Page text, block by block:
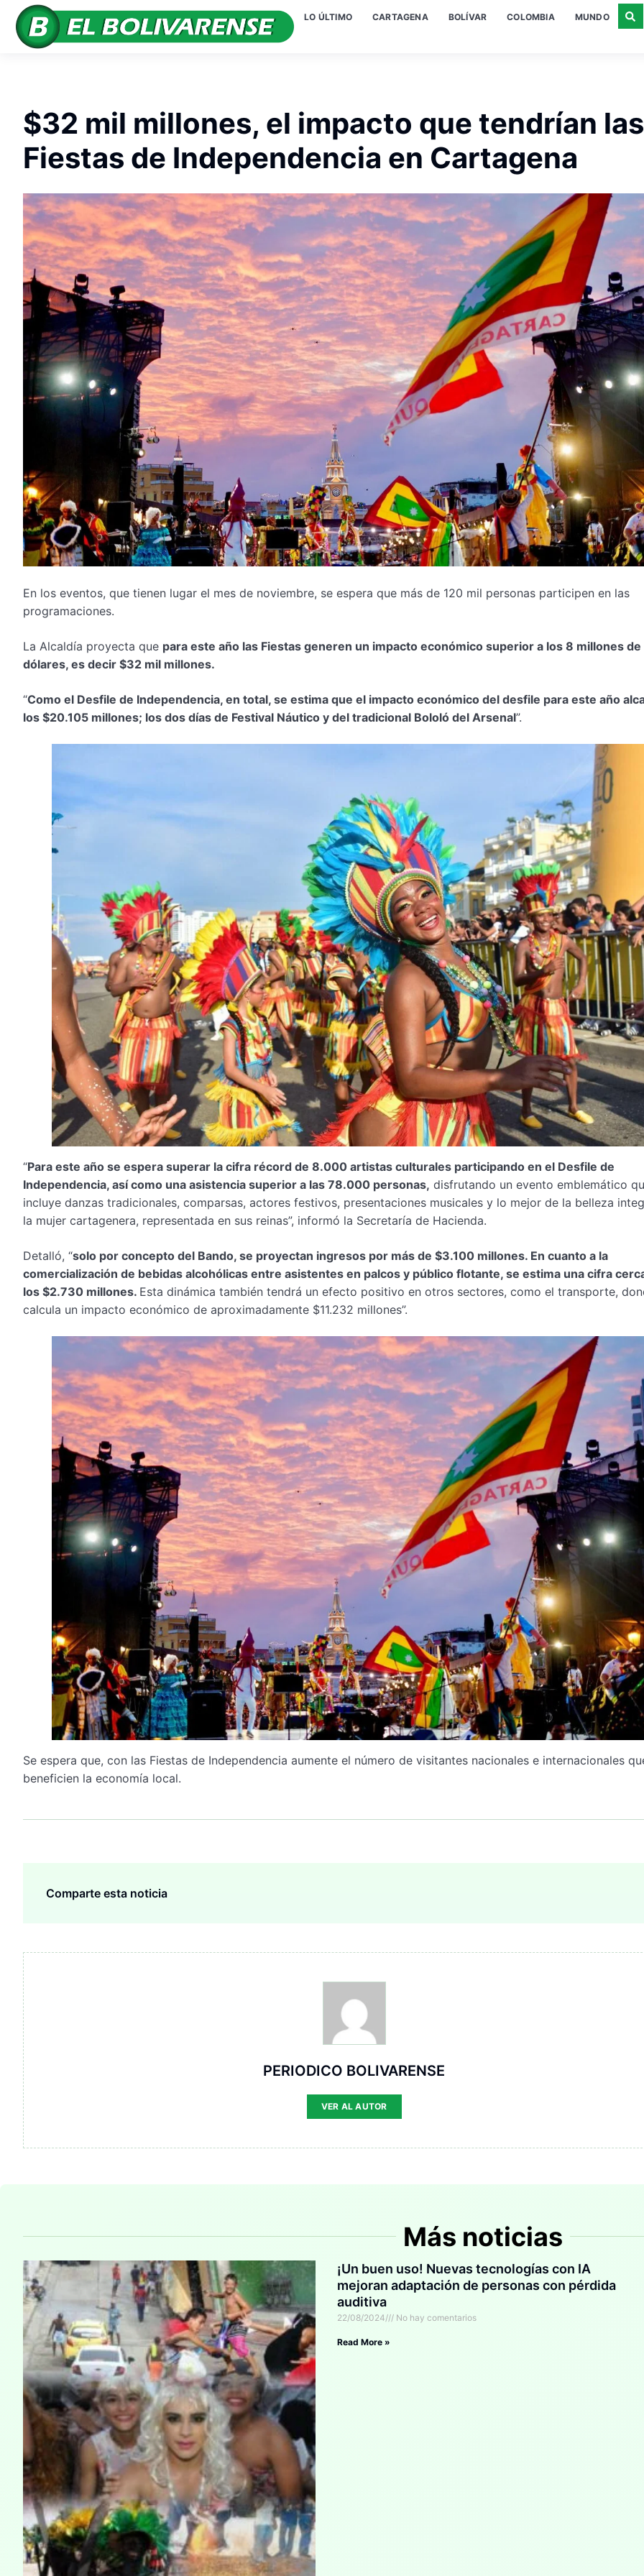
LO ÚLTIMO CARTAGENA BOLÍVAR COLOMBIA MUNDO
$32 mil millones, el impacto que tendrían las
Fiestas de Independencia en Cartagena
En los eventos, que tienen lugar el mes de noviembre, se espera que más de 120 mil personas participen en las
programaciones.
La Alcaldía proyecta que para este año las Fiestas generen un impacto económico superior a los 8 millones de
dólares, es decir $32 mil millones.
“Como el Desfile de Independencia, en total, se estima que el impacto económico del desfile para este año
los $20.105 millones; los dos días de Festival Náutico y del tradicional Bololó del Arsenal”.
“Para este año se espera superar la cifra récord de 8.000 artistas culturales participando en el Desfile de
Independencia, así como una asistencia superior a las 78.000 personas, disfrutando un evento emblemático
incluye danzas tradicionales, comparsas, actores festivos, presentaciones musicales y lo mejor de la belleza
la mujer cartagenera, representada en sus reinas”, informó la Secretaría de Hacienda.
Detalló, “solo por concepto del Bando, se proyectan ingresos por más de $3.100 millones. En cuanto a la
comercialización de bebidas alcohólicas entre asistentes en palcos y público flotante, se estima una cifra
los $2.730 millones. Esta dinámica también tendrá un efecto positivo en otros sectores, como el transporte,
calcula un impacto económico de aproximadamente $11.232 millones”.
Se espera que, con las Fiestas de Independencia aumente el número de visitantes nacionales e internacionales
beneficien la economía local.
Comparte esta noticia
PERIODICO BOLIVARENSE
VER AL AUTOR
Más noticias
¡Un buen uso! Nuevas tecnologías con IA
mejoran adaptación de personas con pérdida
auditiva
22/08/2024 No hay comentarios
Read More »